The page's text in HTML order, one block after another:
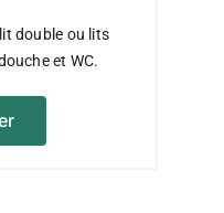
double ou lits
et WC.